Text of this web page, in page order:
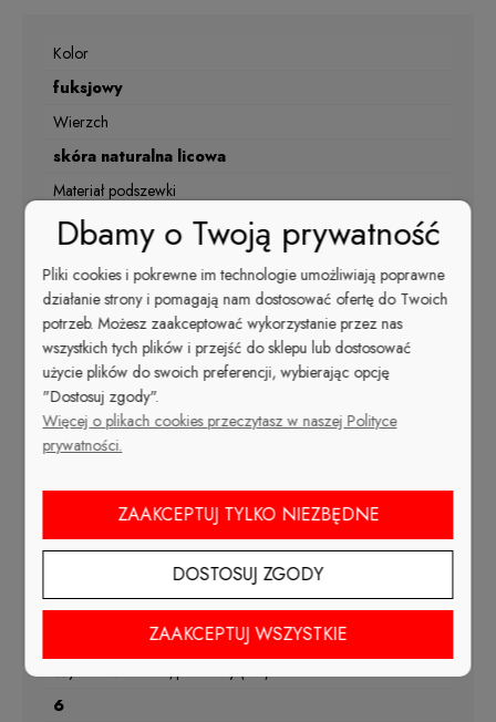
Kolor
fuksjowy
Wierzch
skóra naturalna licowa
Materiał podszewki
skóra naturalna
okrągły
Kolor
fuksja
Rodzaj obcasa
szpilka
Materiał wkładki
Tęgość
Wysokość obcasa/platformy (cm)
6
Dbamy o Twoją prywatność
Pliki cookies i pokrewne im technologie umożliwiają poprawne
działanie strony i pomagają nam dostosować ofertę do Twoich
potrzeb. Możesz zaakceptować wykorzystanie przez nas
wszystkich tych plików i przejść do sklepu lub dostosować
użycie plików do swoich preferencji, wybierając opcję
"Dostosuj zgody".
Więcej o plikach cookies przeczytasz w naszej Polityce
prywatności.
ZAAKCEPTUJ TYLKO NIEZBĘDNE
DOSTOSUJ ZGODY
ZAAKCEPTUJ WSZYSTKIE